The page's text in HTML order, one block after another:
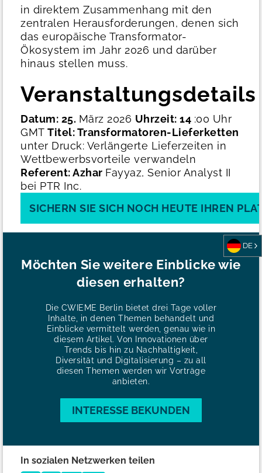
in direktem Zusammenhang mit den
zentralen Herausforderungen, denen sich
das europäische Transformator-
Ökosystem im Jahr 2026 und darüber
hinaus stellen muss.
Veranstaltungsdetails
Datum: 25. März 2026 Uhrzeit: 14 :00 Uhr
GMT Titel: Transformatoren-Lieferketten
unter Druck: Verlängerte Lieferzeiten in
Wettbewerbsvorteile verwandeln
Referent: Azhar Fayyaz, Senior Analyst II
bei PTR Inc.
SICHERN SIE SICH NOCH HEUTE IHREN
Möchten Sie weitere Einblicke wie
diesen erhalten?
Die CWIEME Berlin bietet drei Tage voller
Inhalte, in denen Themen behandelt und
Einblicke vermittelt werden, genau wie in
diesem Artikel. Von Innovationen über
Trends bis hin zu Nachhaltigkeit,
Diversität und Digitalisierung – zu all
diesen Themen werden wir Vorträge
anbieten.
INTERESSE BEKUNDEN
In sozialen Netzwerken teilen
DE